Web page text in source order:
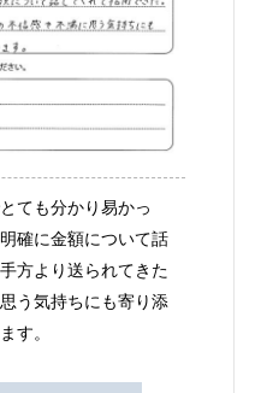
ても分かり易かっ
確に金額について話
方より送られてきた
う気持ちにも寄り添
す。